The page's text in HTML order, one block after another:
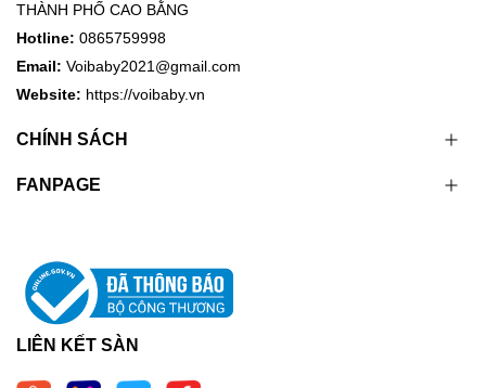
THÀNH PHỐ CAO BẰNG
Hotline: 0865759998
Email: Voibaby2021@gmail.com
Website: https://voibaby.vn
CHÍNH SÁCH
FANPAGE
LIÊN KẾT SÀN